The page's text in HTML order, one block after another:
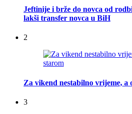
Jeftinije i brže do novca od
lakši transfer novca u BiH
2
Za vikend nestabilno vrijeme, a
3